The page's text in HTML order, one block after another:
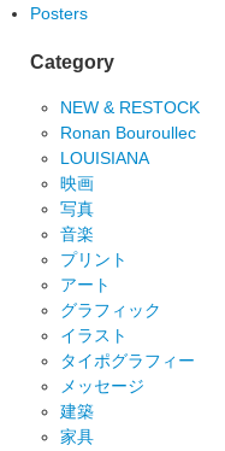
Posters
Category
NEW & RESTOCK
Ronan Bouroullec
LOUISIANA
映画
写真
音楽
プリント
アート
グラフィック
イラスト
タイポグラフィー
メッセージ
建築
家具